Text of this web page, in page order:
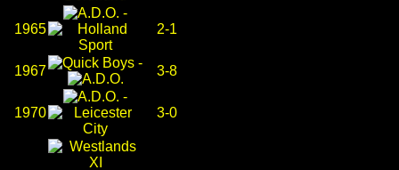
1965
-
2-1
1967
-
3-8
1970
-
3-0